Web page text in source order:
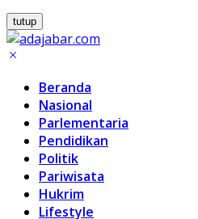
tutup
Beranda
Nasional
Parlementaria
Pendidikan
Politik
Pariwisata
Hukrim
Lifestyle